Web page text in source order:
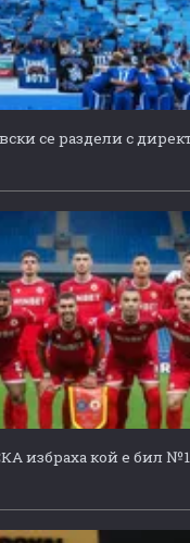
се раздели с
избраха кой е бил